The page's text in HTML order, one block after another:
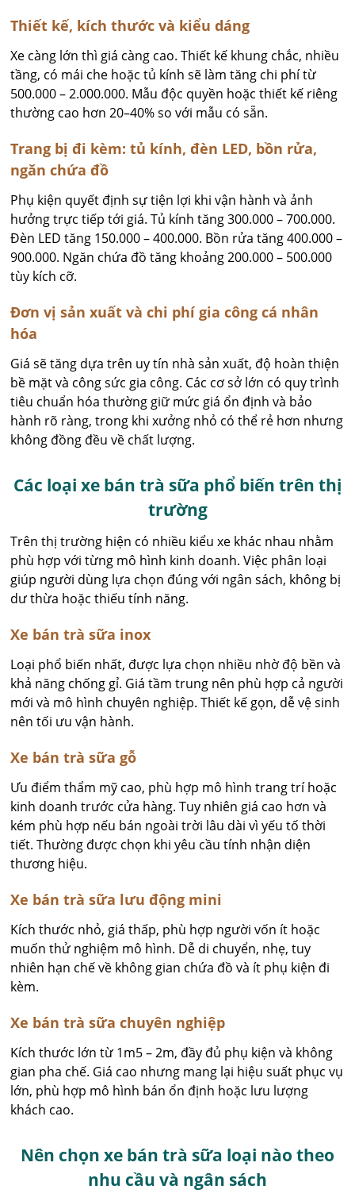
Thiết kế, kích thước và kiểu dáng
Xe càng lớn thì giá càng cao. Thiết kế khung chắc, nhiều
tầng, có mái che hoặc tủ kính sẽ làm tăng chi phí từ
500.000 – 2.000.000. Mẫu độc quyền hoặc thiết kế riêng
thường cao hơn 20–40% so với mẫu có sẵn.
Trang bị đi kèm: tủ kính, đèn LED, bồn rửa,
ngăn chứa đồ
Phụ kiện quyết định sự tiện lợi khi vận hành và ảnh
hưởng trực tiếp tới giá. Tủ kính tăng 300.000 – 700.000.
Đèn LED tăng 150.000 – 400.000. Bồn rửa tăng 400.000 –
900.000. Ngăn chứa đồ tăng khoảng 200.000 – 500.000
tùy kích cỡ.
Đơn vị sản xuất và chi phí gia công cá nhân
hóa
Giá sẽ tăng dựa trên uy tín nhà sản xuất, độ hoàn thiện
bề mặt và công sức gia công. Các cơ sở lớn có quy trình
tiêu chuẩn hóa thường giữ mức giá ổn định và bảo
hành rõ ràng, trong khi xưởng nhỏ có thể rẻ hơn nhưng
không đồng đều về chất lượng.
Các loại xe bán trà sữa phổ biến trên thị
trường
Trên thị trường hiện có nhiều kiểu xe khác nhau nhằm
phù hợp với từng mô hình kinh doanh. Việc phân loại
giúp người dùng lựa chọn đúng với ngân sách, không bị
dư thừa hoặc thiếu tính năng.
Xe bán trà sữa inox
Loại phổ biến nhất, được lựa chọn nhiều nhờ độ bền và
khả năng chống gỉ. Giá tầm trung nên phù hợp cả người
mới và mô hình chuyên nghiệp. Thiết kế gọn, dễ vệ sinh
nên tối ưu vận hành.
Xe bán trà sữa gỗ
Ưu điểm thẩm mỹ cao, phù hợp mô hình trang trí hoặc
kinh doanh trước cửa hàng. Tuy nhiên giá cao hơn và
kém phù hợp nếu bán ngoài trời lâu dài vì yếu tố thời
tiết. Thường được chọn khi yêu cầu tính nhận diện
thương hiệu.
Xe bán trà sữa lưu động mini
Kích thước nhỏ, giá thấp, phù hợp người vốn ít hoặc
muốn thử nghiệm mô hình. Dễ di chuyển, nhẹ, tuy
nhiên hạn chế về không gian chứa đồ và ít phụ kiện đi
kèm.
Xe bán trà sữa chuyên nghiệp
Kích thước lớn từ 1m5 – 2m, đầy đủ phụ kiện và không
gian pha chế. Giá cao nhưng mang lại hiệu suất phục vụ
lớn, phù hợp mô hình bán ổn định hoặc lưu lượng
khách cao.
Nên chọn xe bán trà sữa loại nào theo
nhu cầu và ngân sách